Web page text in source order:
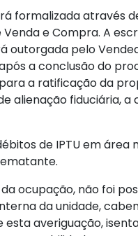
formalizada através
Venda e Compra. A
outorgada pelo
a conclusão do
a ratificação da
alienação fiduciária, a
de IPTU em área
ocupação, não foi
da unidade,
averiguação,